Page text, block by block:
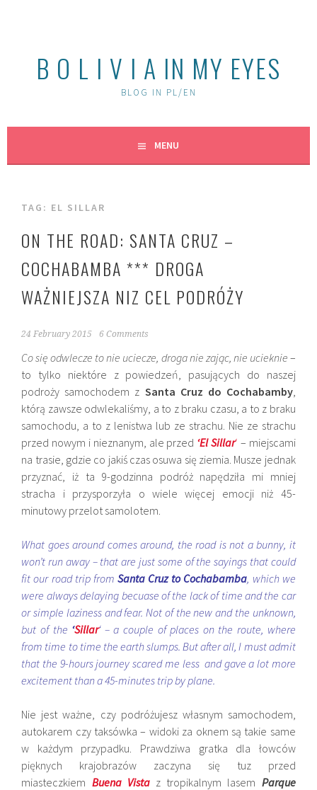
B O L I V I A IN MY EYES
BLOG IN PL/EN
MENU
TAG: EL SILLAR
ON THE ROAD: SANTA CRUZ –
COCHABAMBA *** DROGA
WAŻNIEJSZA NIZ CEL PODRÓŻY
24 February 2015 6 Comments
Co się odwlecze to nie uciecze, droga nie zając, nie ucieknie –
to tylko niektóre z powiedzeń, pasujących do naszej
podroży samochodem z Santa Cruz do Cochabamby,
którą zawsze odwlekaliśmy, a to z braku czasu, a to z braku
samochodu, a to z lenistwa lub ze strachu. Nie ze strachu
przed nowym i nieznanym, ale przed ‘ElSillar‘ – miejscami
na trasie, gdzie co jakiś czas osuwa się ziemia. Musze jednak
przyznać, iż ta 9-godzinna podróż napędziła mi mniej
stracha i przysporzyła o wiele więcej emocji niż 45-
minutowy przelot samolotem.
What goes around comes around, the road is not a bunny, it
won’trun away – that are just some of the sayings that could
fit ourroad trip fromSanta Cruz to Cochabamba, which we
were alwaysdelaying becuase of the lack of time and the car
or simple lazinessandfear. Not of the new and the unknown,
but of the ‘Sillar‘ –a couple of places on the route, where
from time to time the earthslumps.But after all, I mustadmit
that the 9-hoursjourney scaredme less andgavea lot more
excitement thana 45-minutes tripby plane.
Nie jest ważne, czy podróżujesz własnym samochodem,
autokarem czy taksówka – widoki za oknem są takie same
w każdym przypadku. Prawdziwa gratka dla łowców
pięknych krajobrazów zaczyna się tuz przed
miasteczkiem Buena Vistaz tropikalnym lasem Parque